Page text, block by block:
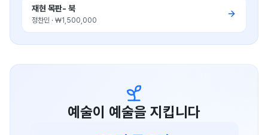
재현 목판- 북
정찬민 · ₩1,500,000
예술이 예술을 지킵니다